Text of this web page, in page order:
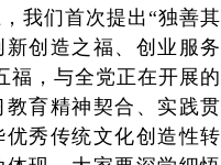
我们首次提出“独善其
创造之福、创业服务
福，与全党正在开展的
育精神契合、实践贯
秀传统文化创造性转